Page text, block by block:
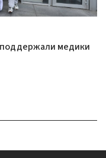
поддержали медики